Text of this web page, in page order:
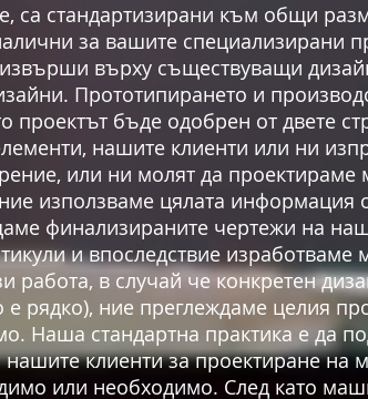
са стандартизирани към общи
за вашите специализирани
върху съществуващи
Прототипирането и
бъде одобрен от двете
нашите клиенти или ни
или ни молят да
използваме цялата информация
финализираните чертежи на
и впоследствие изработваме
работа, в случай че конкретен
е рядко), ние преглеждаме целия
Наша стандартна практика е да
клиенти за проектиране на
или необходимо. След като